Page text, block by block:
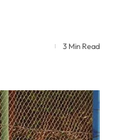
3 Min Read